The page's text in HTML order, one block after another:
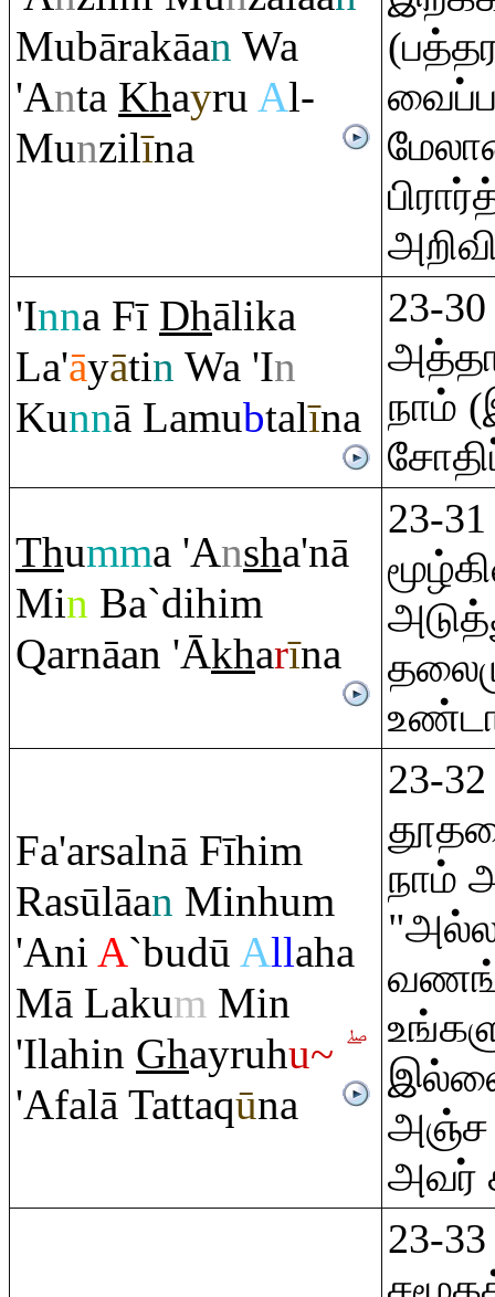
Mubārakāan Wa
'Anta Khayru Al-
Munzilīna
'Inna Fī Dhālika
La'āyātin Wa 'In
Kunnā Lamubtalīna
23-
நாம்
Thumma 'Ansha'nā
Min Ba`dihim
Qarnāan 'Ākharīna
23-
Fa'arsalnā Fīhim
Rasūlāan Minhum
'Ani A`budū Allaha
Mā Lakum Min
'Ilahin Ghayruhu~
'Afalā Tattaqūna
23-
நாம்
அஞ்ச
அவர்
23-